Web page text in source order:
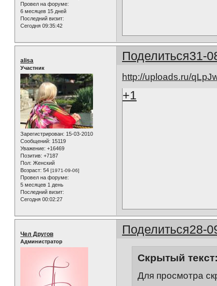
Провел на форуме:
6 месяцев 15 дней
Последний визит:
Сегодня 09:35:42
Поделиться31-
alisa
Участник
Зарегистрирован: 15-03-2010
Сообщений: 15119
Уважение: +16469
Позитив: +7187
Пол: Женский
Возраст: 54 [1971-09-06]
Провел на форуме:
5 месяцев 1 день
Последний визит:
Сегодня 00:02:27
http://uploads.ru/
+1
Поделиться28-
Чел Другов
Администратор
Скрытый
Для просмотра